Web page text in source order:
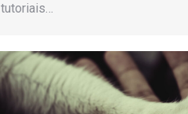
tutoriais…